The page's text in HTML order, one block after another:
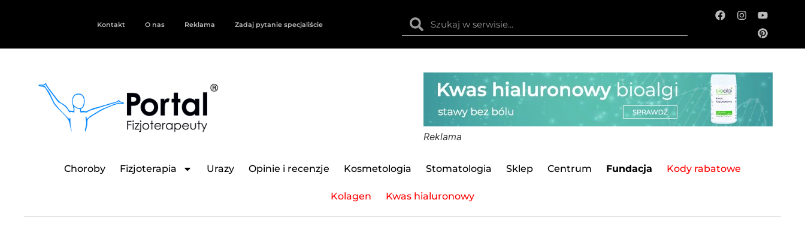
Kontakt O nas Reklama Zadaj pytanie specjaliście
Reklama
Choroby Fizjoterapia Urazy Opinie i recenzje Kosmetologia Stomatologia Sklep Centrum Fundacja Kody rabatowe
Kolagen Kwas hialuronowy